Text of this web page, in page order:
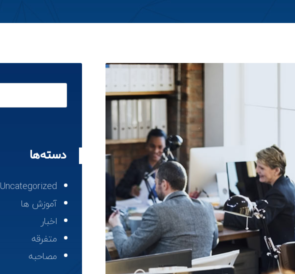
دسته‌ها
Uncategorized
آموزش ها
اخبار
متفرقه
مصاحبه